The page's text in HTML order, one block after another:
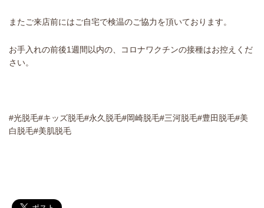
またご来店前にはご自宅で検温のご協力を頂いております。
お手入れの前後1週間以内の、コロナワクチンの接種はお控えくだ
さい。
#光脱毛#キッズ脱毛#永久脱毛#岡崎脱毛#三河脱毛#豊田脱毛#美
白脱毛#美肌脱毛